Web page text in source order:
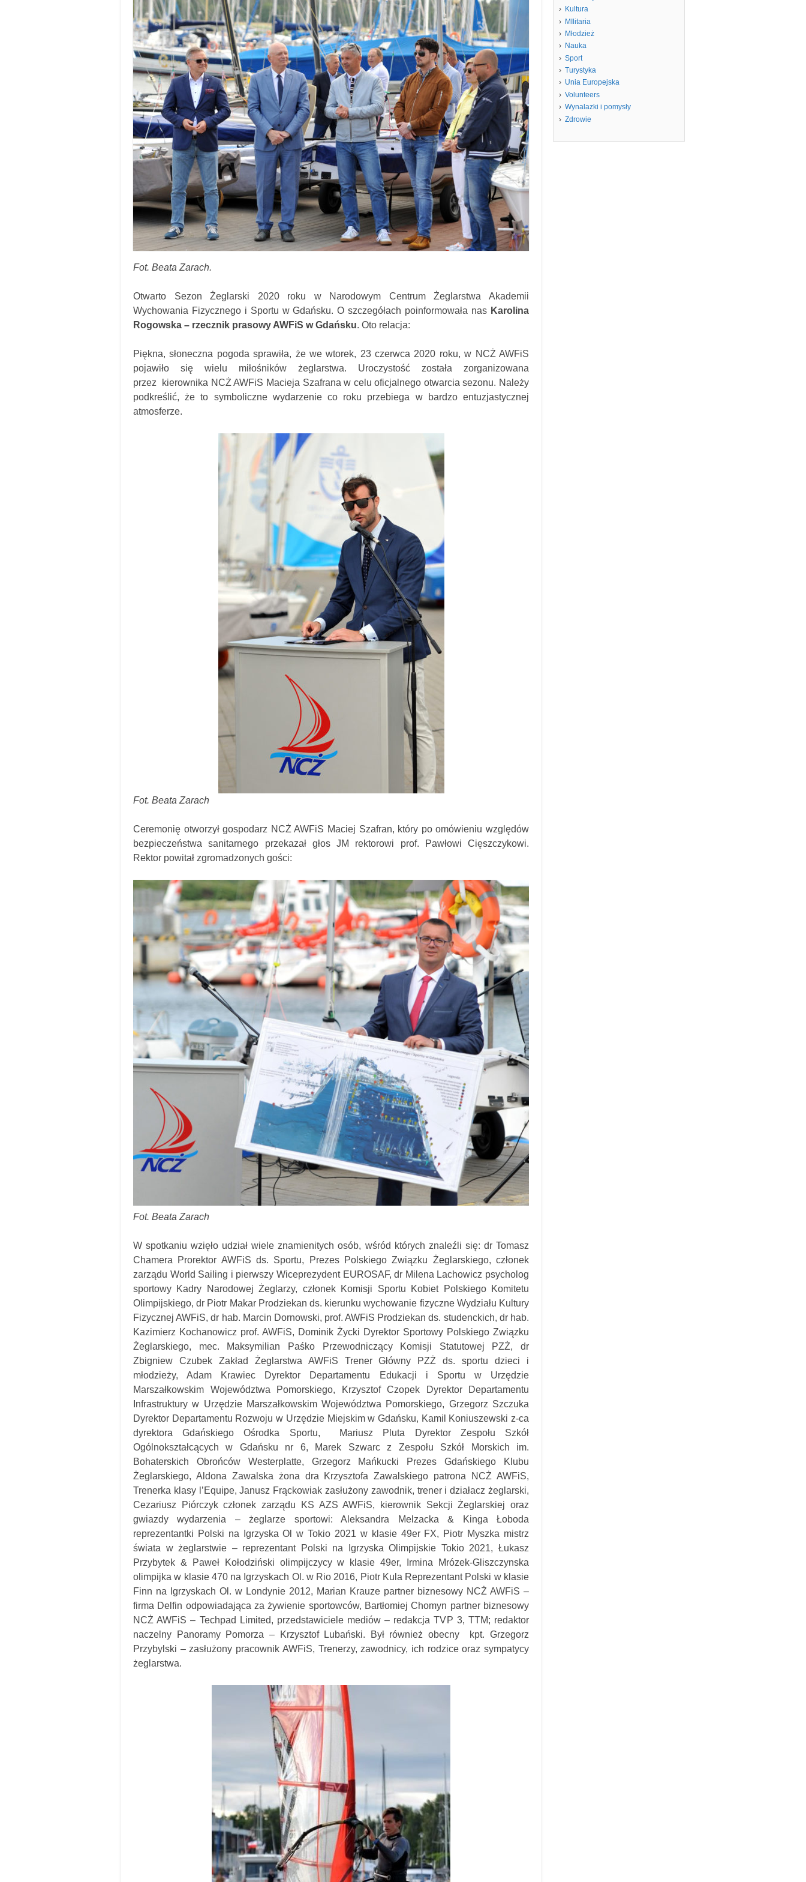
Fot. Beata Zarach.
Otwarto Sezon Żeglarski 2020 roku w Narodowym Centrum Żeglarstwa Akademii
Wychowania Fizycznego i Sportu w Gdańsku. O szczegółach poinformowała nas Karolina
Rogowska – rzecznik prasowy AWFiS w Gdańsku. Oto relacja:
Piękna, słoneczna pogoda sprawiła, że we wtorek, 23 czerwca 2020 roku, w NCŻ AWFiS
pojawiło się wielu miłośników żeglarstwa. Uroczystość została zorganizowana
przez kierownika NCŻ AWFiS Macieja Szafrana w celu oficjalnego otwarcia sezonu. Należy
podkreślić, że to symboliczne wydarzenie co roku przebiega w bardzo entuzjastycznej
atmosferze.
Fot. Beata Zarach
Ceremonię otworzył gospodarz NCŻ AWFiS Maciej Szafran, który po omówieniu względów
bezpieczeństwa sanitarnego przekazał głos JM rektorowi prof. Pawłowi Cięszczykowi.
Rektor powitał zgromadzonych gości:
Fot. Beata Zarach
W spotkaniu wzięło udział wiele znamienitych osób, wśród których znaleźli się: dr Tomasz
Chamera Prorektor AWFiS ds. Sportu, Prezes Polskiego Związku Żeglarskiego, członek
zarządu World Sailing i pierwszy Wiceprezydent EUROSAF, dr Milena Lachowicz psycholog
sportowy Kadry Narodowej Żeglarzy, członek Komisji Sportu Kobiet Polskiego Komitetu
Olimpijskiego, dr Piotr Makar Prodziekan ds. kierunku wychowanie fizyczne Wydziału Kultury
Fizycznej AWFiS, dr hab. Marcin Dornowski, prof. AWFiS Prodziekan ds. studenckich, dr hab.
Kazimierz Kochanowicz prof. AWFiS, Dominik Życki Dyrektor Sportowy Polskiego Związku
Żeglarskiego, mec. Maksymilian Paśko Przewodniczący Komisji Statutowej PZŻ, dr
Zbigniew Czubek Zakład Żeglarstwa AWFiS Trener Główny PZŻ ds. sportu dzieci i
młodzieży, Adam Krawiec Dyrektor Departamentu Edukacji i Sportu w Urzędzie
Marszałkowskim Województwa Pomorskiego, Krzysztof Czopek Dyrektor Departamentu
Infrastruktury w Urzędzie Marszałkowskim Województwa Pomorskiego, Grzegorz Szczuka
Dyrektor Departamentu Rozwoju w Urzędzie Miejskim w Gdańsku, Kamil Koniuszewski z-ca
dyrektora Gdańskiego Ośrodka Sportu, Mariusz Pluta Dyrektor Zespołu Szkół
Ogólnokształcących w Gdańsku nr 6, Marek Szwarc z Zespołu Szkół Morskich im.
Bohaterskich Obrońców Westerplatte, Grzegorz Mańkucki Prezes Gdańskiego Klubu
Żeglarskiego, Aldona Zawalska żona dra Krzysztofa Zawalskiego patrona NCŻ AWFiS,
Trenerka klasy l’Equipe, Janusz Frąckowiak zasłużony zawodnik, trener i działacz żeglarski,
Cezariusz Piórczyk członek zarządu KS AZS AWFiS, kierownik Sekcji Żeglarskiej oraz
gwiazdy wydarzenia – żeglarze sportowi: Aleksandra Melzacka & Kinga Łoboda
reprezentantki Polski na Igrzyska Ol w Tokio 2021 w klasie 49er FX, Piotr Myszka mistrz
świata w żeglarstwie – reprezentant Polski na Igrzyska Olimpijskie Tokio 2021, Łukasz
Przybytek & Paweł Kołodziński olimpijczycy w klasie 49er, Irmina Mrózek-Gliszczynska
olimpijka w klasie 470 na Igrzyskach Ol. w Rio 2016, Piotr Kula Reprezentant Polski w klasie
Finn na Igrzyskach Ol. w Londynie 2012, Marian Krauze partner biznesowy NCŻ AWFiS –
firma Delfin odpowiadająca za żywienie sportowców, Bartłomiej Chomyn partner biznesowy
NCŻ AWFiS – Techpad Limited, przedstawiciele mediów – redakcja TVP 3, TTM; redaktor
naczelny Panoramy Pomorza – Krzysztof Lubański. Był również obecny kpt. Grzegorz
Przybylski – zasłużony pracownik AWFiS, Trenerzy, zawodnicy, ich rodzice oraz sympatycy
żeglarstwa.
Kultura
MIlitaria
Młodzież
Nauka
Sport
Turystyka
Unia Europejska
Volunteers
Wynalazki i pomysły
Zdrowie